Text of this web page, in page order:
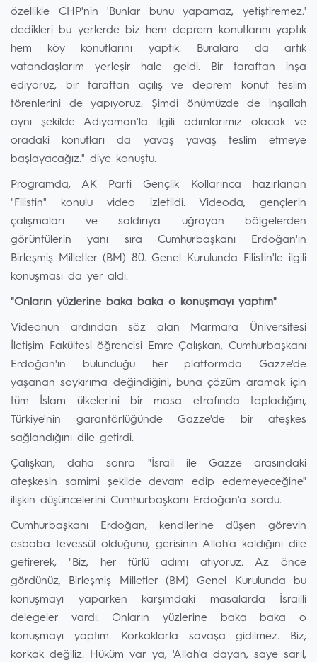
özellikle CHP'nin 'Bunlar bunu yapamaz, yetiştiremez.'
dedikleri bu yerlerde biz hem deprem konutlarını yaptık
hem köy konutlarını yaptık. Buralara da artık
vatandaşlarım yerleşir hale geldi. Bir taraftan inşa
ediyoruz, bir taraftan açılış ve deprem konut teslim
törenlerini de yapıyoruz. Şimdi önümüzde de inşallah
aynı şekilde Adıyaman'la ilgili adımlarımız olacak ve
oradaki konutları da yavaş yavaş teslim etmeye
başlayacağız." diye konuştu.
Programda, AK Parti Gençlik Kollarınca hazırlanan
"Filistin" konulu video izletildi. Videoda, gençlerin
çalışmaları ve saldırıya uğrayan bölgelerden
görüntülerin yanı sıra Cumhurbaşkanı Erdoğan'ın
Birleşmiş Milletler (BM) 80. Genel Kurulunda Filistin'le ilgili
konuşması da yer aldı.
⁠"Onların yüzlerine baka baka o konuşmayı yaptım"
Videonun ardından söz alan Marmara Üniversitesi
İletişim Fakültesi öğrencisi Emre Çalışkan, Cumhurbaşkanı
Erdoğan'ın bulunduğu her platformda Gazze'de
yaşanan soykırıma değindiğini, buna çözüm aramak için
tüm İslam ülkelerini bir masa etrafında topladığını,
Türkiye'nin garantörlüğünde Gazze'de bir ateşkes
sağlandığını dile getirdi.
Çalışkan, daha sonra "İsrail ile Gazze arasındaki
ateşkesin samimi şekilde devam edip edemeyeceğine"
ilişkin düşüncelerini Cumhurbaşkanı Erdoğan'a sordu.
Cumhurbaşkanı Erdoğan, kendilerine düşen görevin
esbaba tevessül olduğunu, gerisinin Allah'a kaldığını dile
getirerek, "Biz, her türlü adımı atıyoruz. Az önce
gördünüz, Birleşmiş Milletler (BM) Genel Kurulunda bu
konuşmayı yaparken karşımdaki masalarda İsrailli
delegeler vardı. Onların yüzlerine baka baka o
konuşmayı yaptım. Korkaklarla savaşa gidilmez. Biz,
korkak değiliz. Hüküm var ya, 'Allah'a dayan, saye sarıl,